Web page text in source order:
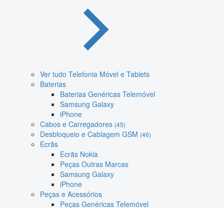
Ver tudo Telefonia Móvel e Tablets
Baterias
Baterias Genéricas Telemóvel
Samsung Galaxy
iPhone
Cabos e Carregadores (45)
Desbloqueio e Cablagem GSM (46)
Ecrãs
Ecrãs Nokia
Peças Outras Marcas
Samsung Galaxy
iPhone
Peças e Acessórios
Peças Genéricas Telemóvel